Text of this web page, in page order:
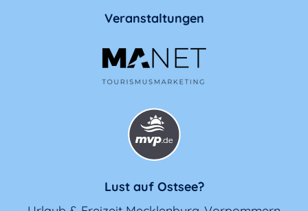
Veranstaltungen
Lust auf Ostsee?